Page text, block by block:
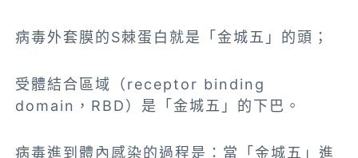
病毒外套膜的S棘蛋白就是「金城五」的頭；
受體結合區域（receptor binding
domain，RBD）是「金城五」的下巴。
病毒進到體內感染的過程是：當「金城五」進